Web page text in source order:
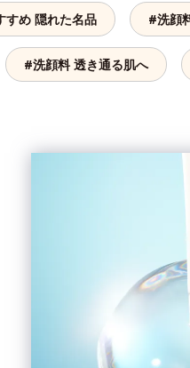
すめ 隠れた名品 #洗顔
#洗顔料 透き通る肌へ